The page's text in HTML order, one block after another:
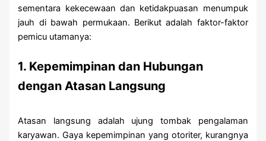
sementara kekecewaan dan ketidakpuasan menumpuk
jauh di bawah permukaan. Berikut adalah faktor-faktor
pemicu utamanya:
1. Kepemimpinan dan Hubungan
dengan Atasan Langsung
Atasan langsung adalah ujung tombak pengalaman
karyawan. Gaya kepemimpinan yang otoriter, kurangnya